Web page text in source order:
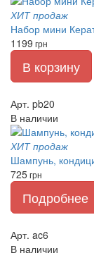
ХИТ продаж
Набор мини
1199 грн
В корзину
Арт. pb20
В наличии
ХИТ продаж
Шампунь,
725грн
Подробнее
Арт. ac6
В наличии